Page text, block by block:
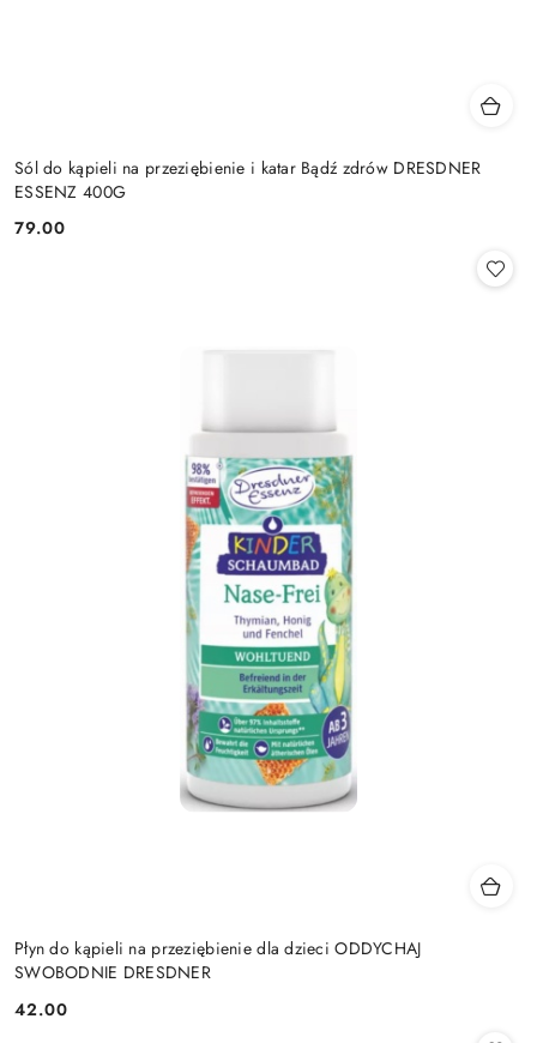
Sól do kąpieli na przeziębienie i katar Bądź zdrów DRESDNER
ESSENZ 400G
Cena:
79.00
Płyn do kąpieli na przeziębienie dla dzieci ODDYCHAJ
SWOBODNIE DRESDNER
Cena:
42.00